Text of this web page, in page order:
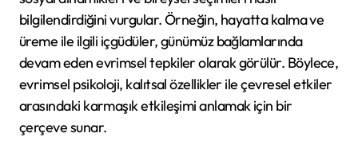
bilgilendirdiğini vurgular. Örneğin, hayatta kalma ve
üreme ile ilgili içgüdüler, günümüz bağlamlarında
devam eden evrimsel tepkiler olarak görülür. Böylece,
evrimsel psikoloji, kalıtsal özellikler ile çevresel etkiler
arasındaki karmaşık etkileşimi anlamak için bir
çerçeve sunar.